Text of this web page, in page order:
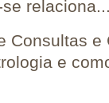
Consultas e
e